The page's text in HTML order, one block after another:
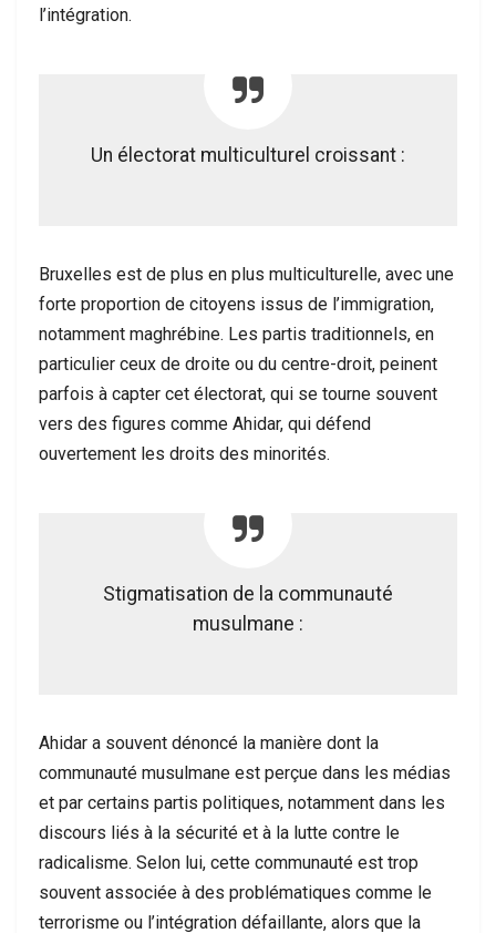
l’intégration.
Un électorat multiculturel croissant :
Bruxelles est de plus en plus multiculturelle, avec une
forte proportion de citoyens issus de l’immigration,
notamment maghrébine. Les partis traditionnels, en
particulier ceux de droite ou du centre-droit, peinent
parfois à capter cet électorat, qui se tourne souvent
vers des figures comme Ahidar, qui défend
ouvertement les droits des minorités.
Stigmatisation de la communauté
musulmane :
Ahidar a souvent dénoncé la manière dont la
communauté musulmane est perçue dans les médias
et par certains partis politiques, notamment dans les
discours liés à la sécurité et à la lutte contre le
radicalisme. Selon lui, cette communauté est trop
souvent associée à des problématiques comme le
terrorisme ou l’intégration défaillante, alors que la